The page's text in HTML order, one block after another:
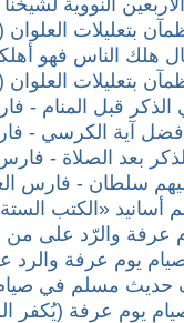
بتعليلات العلوان
الناس فهو
بتعليلات العلوان
الذكر قبل المنام -
فضل آية الكرسي -
بعد الصلاة -
سلطان - فارس
أسانيد «الكتب
عرفة والرّد على من
يوم عرفة والرد
حديث مسلم في
يوم عرفة (يُكفر